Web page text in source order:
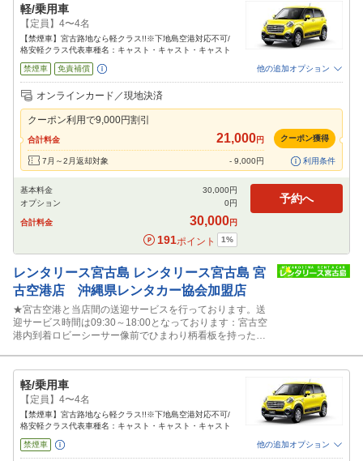
軽/乗用車
【定員】4〜4名
【禁煙車】宮古路地なら軽クラス!!※下地島空港対応不可/
格安軽クラス代表車種名：キャスト・キャスト・キャスト
禁煙車 免責補償 他の追加オプション
追加可能オプション
（次画面で選択ができます）
オンラインカード／現地決済
クーポン利用で9,000円割引
合計料金 21,000円
7月～2月返却対象 - 9,000円
クーポン獲得
利用条件
基本料金 30,000円
オプション
0円
合計料金 30,000円
191ポイント 1%
予約へ
レンタリース宮古島 レンタリース宮古島 宮
古空港店 沖縄県レンタカー協会加盟店
★宮古空港と当店間の送迎サービスを行っております。送
迎サービス時間は09:30～18:00となっております：宮古空
港内到着ロビーシーサー像前でひまわり柄看板を持ったス
軽/乗用車
【定員】4〜4名
【禁煙車】宮古路地なら軽クラス!!※下地島空港対応不可/
格安軽クラス代表車種名：キャスト・キャスト・キャスト
禁煙車 他の追加オプション